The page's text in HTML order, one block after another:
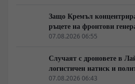
Защо Кремъл
ръцете на фронтови
07.08.2026 06:55
Случаят с дроновете в
логистичен натиск и
Берлин
07.08.2026 06:43